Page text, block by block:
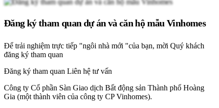
Đăng ký tham quan dự án và căn hộ mẫu Vinhomes
Để trải nghiệm trực tiếp "ngôi nhà mới "của bạn, mời Quý khách
đăng ký tham quan
Đăng ký tham quan Liên hệ tư vấn
Công ty Cổ phần Sàn Giao dịch Bất động sản Thành phố Hoàng
Gia (một thành viên của công ty CP Vinhomes).